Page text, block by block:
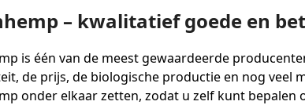
– kwalitatief goede en
is één van de meest gewaardeerde
de prijs, de biologische productie en nog veel
onder elkaar zetten, zodat u zelf kunt bepalen